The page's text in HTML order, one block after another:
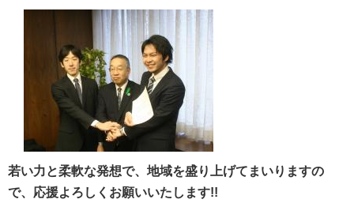
若い力と柔軟な発想で、地域を盛り上げてまいりますの
で、応援よろしくお願いいたします!!